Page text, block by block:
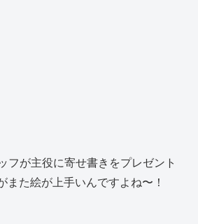
フが主役に寄せ書きをプレゼント
また絵が上手いんですよね〜！